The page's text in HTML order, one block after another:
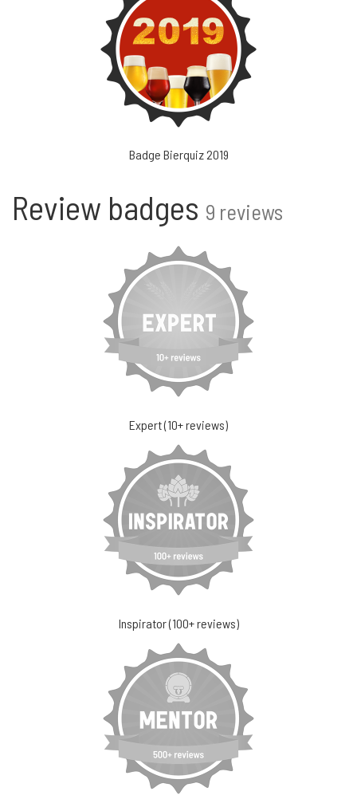
Badge Bierquiz 2019
Review badges 9 reviews
Expert (10+ reviews)
Inspirator (100+ reviews)